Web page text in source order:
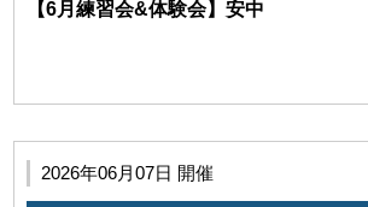
(4)免責事項
【6月練習会&体験会】安中
2026年06月07日 開催